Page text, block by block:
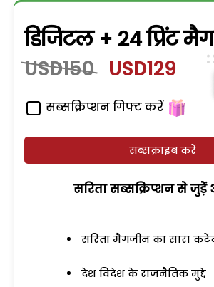
डिजिटल + 24 प्रिंट
USD150 USD129
सब्सक्रिप्शन गिफ्ट करें
सब्सक्राइब करें
सरिता सब्सक्रिप्शन से जुड़ेें
सरिता मैगजीन का सारा
देश विदेश के राजनैतिक मुद्दे